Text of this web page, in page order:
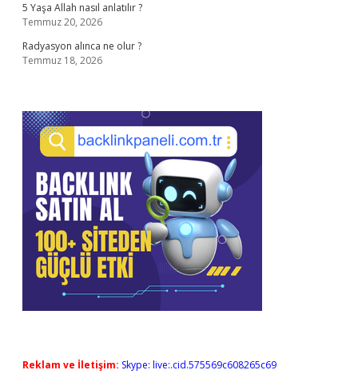
5 Yaşa Allah nasıl anlatılır ?
Temmuz 20, 2026
Radyasyon alınca ne olur ?
Temmuz 18, 2026
Reklam ve İletişim: Skype: live:.cid.575569c608265c69